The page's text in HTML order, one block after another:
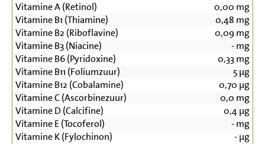
Vitamine A (Retinol) 0,00 mg
Vitamine B1 (Thiamine)
0,48 mg
Vitamine B2 (Riboflavine)
0,09mg
Vitamine B3 (Niacine)
-mg
Vitamine B6 (Pyridoxine)
0,33mg
Vitamine B11 (Foliumzuur)
5µg
Vitamine B12 (Cobalamine)
0,70 µg
Vitamine C (Ascorbinezuur)
0,0 mg
Vitamine D (Calcifine)
0,4µg
Vitamine E (Tocoferol)
-mg
Vitamine K (Fylochinon)
-µg